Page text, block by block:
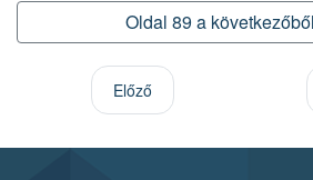
Oldal 89 a
Előző